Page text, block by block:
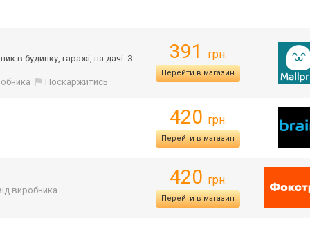
в будинку, гаражі, на дачі. З
Поскаржитись
391 грн.
Перейти в магазин
420 грн.
Перейти в магазин
виробника
420 грн.
Перейти в магазин